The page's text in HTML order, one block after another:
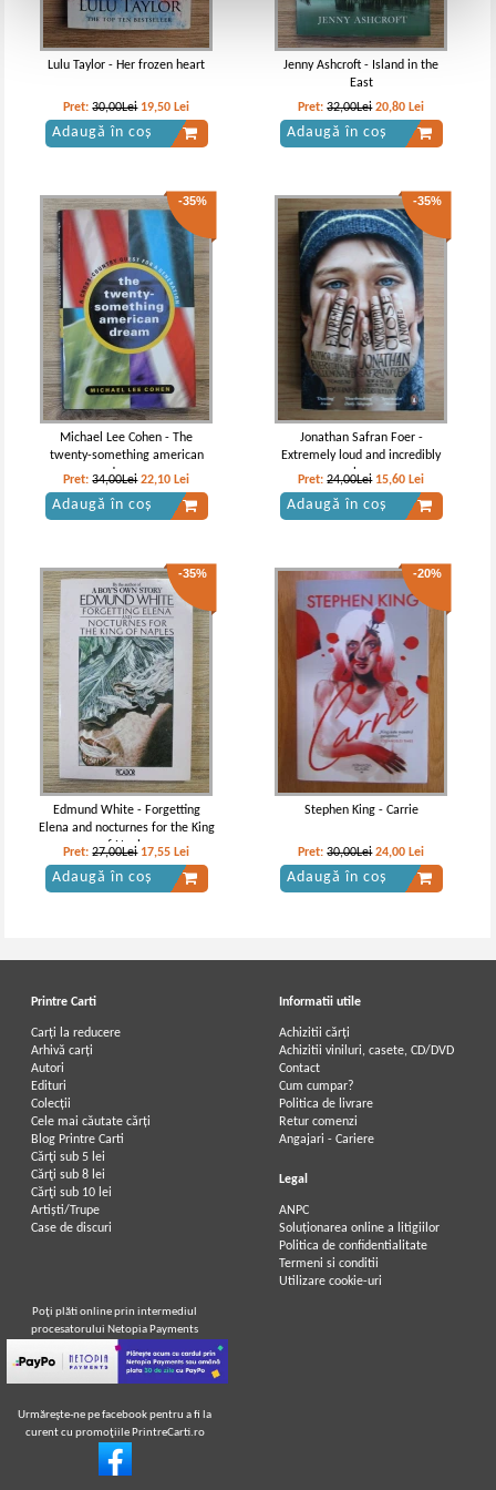
Lulu Taylor - Her frozen heart
Pret:30,00Lei 19,50 Lei
Adaugă în coș
Jenny Ashcroft - Island in the
East
Pret:32,00Lei 20,80 Lei
Adaugă în coș
-35%
Michael Lee Cohen - The
twenty-something american
dream
Pret:34,00Lei 22,10 Lei
Adaugă în coș
-35%
Jonathan Safran Foer -
Extremely loud and incredibly
close
Pret:24,00Lei 15,60 Lei
Adaugă în coș
-35%
Edmund White - Forgetting
Elena and nocturnes for the King
of Naples
Pret:27,00Lei 17,55 Lei
Adaugă în coș
-20%
Stephen King - Carrie
Pret:30,00Lei 24,00 Lei
Adaugă în coș
Printre Carti
Carți la reducere
Arhivă carți
Autori
Edituri
Colecții
Cele mai căutate cărți
Blog Printre Carti
Cărţi sub 5 lei
Cărţi sub 8 lei
Cărţi sub 10 lei
Artiști/Trupe
Case de discuri
Informatii utile
Achizitii cărți
Achizitii viniluri, casete, CD/DVD
Contact
Cum cumpar?
Politica de livrare
Retur comenzi
Angajari - Cariere
Legal
ANPC
Soluționarea online a litigiilor
Politica de confidentialitate
Termeni si conditii
Utilizare cookie-uri
Poţi plăti online prin intermediul
procesatorului Netopia Payments
Urmăreşte-ne pe facebook pentru a fi la
curent cu promoţiile PrintreCarti.ro